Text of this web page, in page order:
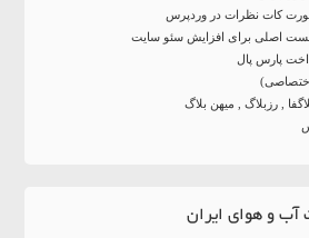
کات نظرات در وردپرس
پست اصلی برای افزایش سئو سایت
پارس پال
, رزبلاگ , میهن بلاگ
و هوای ایران